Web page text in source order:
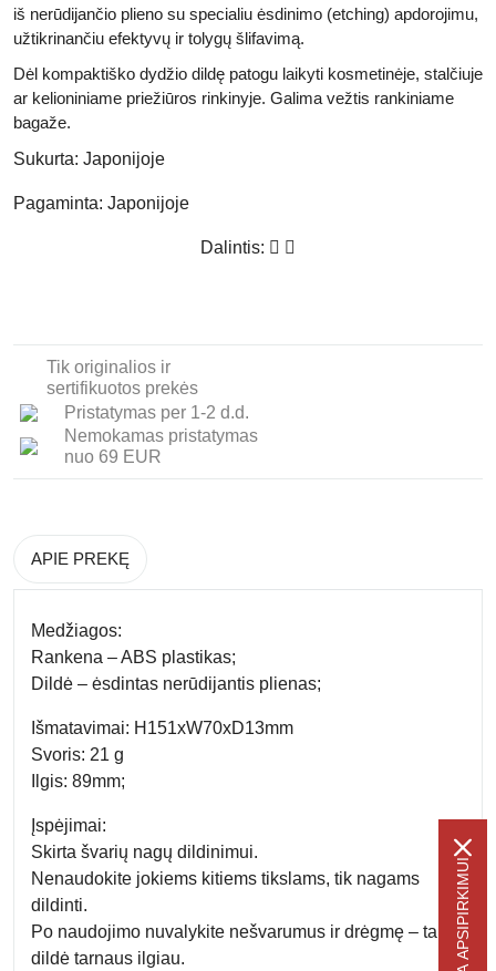
iš nerūdijančio plieno su specialiu ėsdinimo (etching) apdorojimu,
užtikrinančiu efektyvų ir tolygų šlifavimą.
Dėl kompaktiško dydžio dildę patogu laikyti kosmetinėje, stalčiuje
ar kelioniniame priežiūros rinkinyje. Galima vežtis rankiniame
bagaže.
Sukurta: Japonijoje
Pagaminta: Japonijoje
Dalintis:
Tik originalios ir
sertifikuotos prekės
Pristatymas per 1-2 d.d.
Nemokamas pristatymas
nuo 69 EUR
APIE PREKĘ
Medžiagos:
Rankena – ABS plastikas;
Dildė – ėsdintas nerūdijantis plienas;
Išmatavimai: H151xW70xD13mm
Svoris: 21 g
Ilgis: 89mm;
Įspėjimai:
Skirta švarių nagų dildinimui.
Nenaudokite jokiems kitiems tikslams, tik nagams
dildinti.
Po naudojimo nuvalykite nešvarumus ir drėgmę – taip
dildė tarnaus ilgiau.